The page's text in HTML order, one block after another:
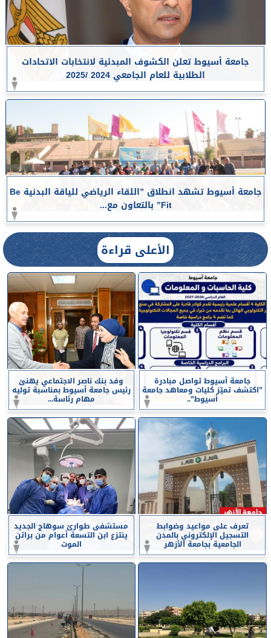
جامعة أسيوط تعلن الكشوف المبدئية لانتخابات الاتحادات
الطلابية للعام الجامعي 2024 /2025
جامعة أسيوط تشهد انطلاق ”اللقاء الرياضي للياقة البدنية Be
Fit” بالتعاون مع...
الأعلى قراءة
جامعة أسيوط تواصل مبادرة
”اكتشف تميّز كليات ومعاهد جامعة
أسيوط”..
وفد بنك ناصر الاجتماعي يهنئ
رئيس جامعة أسيوط بمناسبة توليه
مهام رئاسة...
تعرف على مواعيد وضوابط
التسجيل الإلكتروني بالمدن
الجامعية بجامعة الأزهر
مستشفى طوارئ سوهاج الجديد
ينتزع ابن التسعة أعوام من براثن
الموت